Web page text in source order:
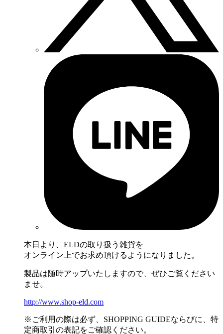
本日より、ELDの取り扱う雑貨を
オンライン上でお求め頂けるようになりました。
製品は随時アップいたしますので、ぜひご覧ください
ませ。
http://www.shop-eld.com
※ご利用の際は必ず、SHOPPING GUIDEならびに、特
定商取引の表記をご確認ください。